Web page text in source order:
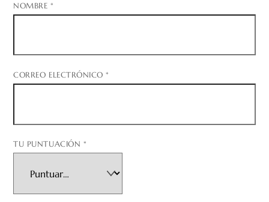
NOMBRE *
CORREO ELECTRÓNICO*
TU PUNTUACIÓN *